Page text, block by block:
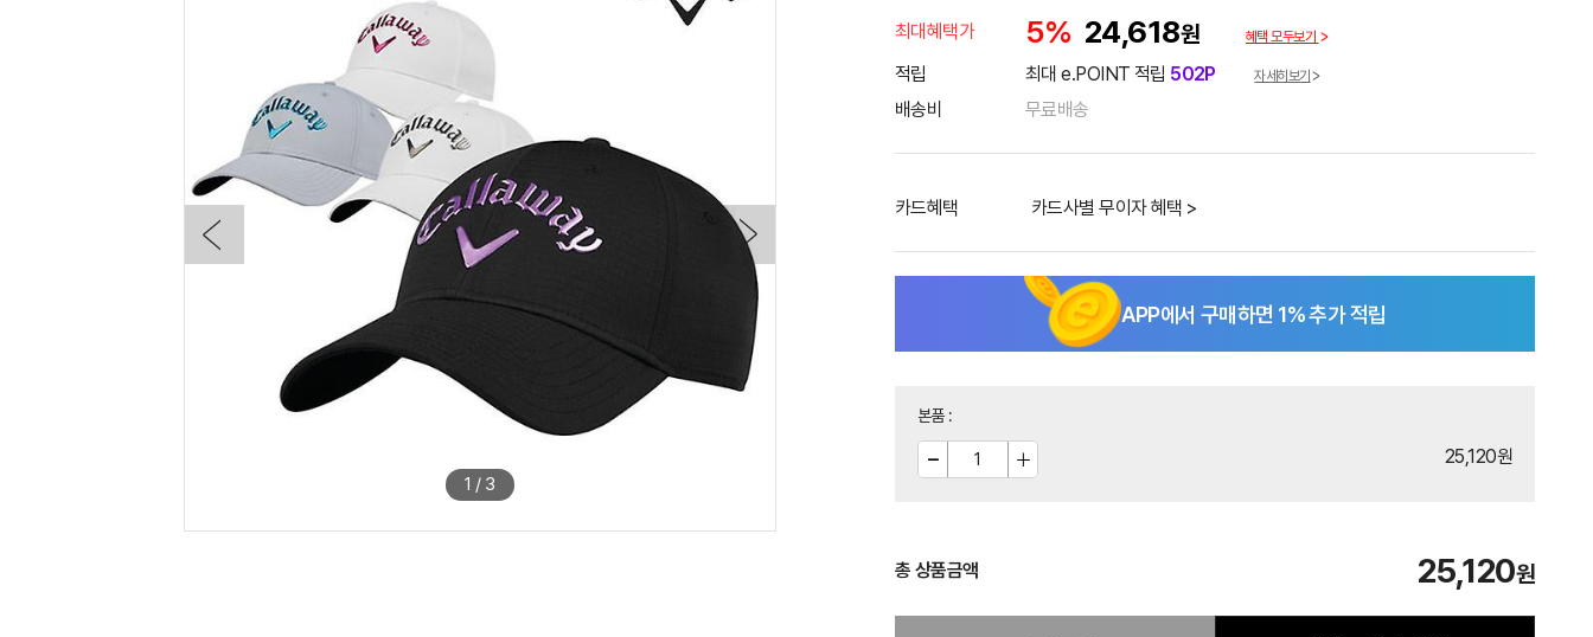
1 / 3
최대혜택가
5% 24,618원 혜택 모두보기
적립 최대 e.POINT 적립 502P 자세히보기
배송비 무료배송
카드혜택 카드사별 무이자 혜택 >
APP에서 구매하면 1% 추가 적립
본품:
25,120원
총 상품금액 25,120원